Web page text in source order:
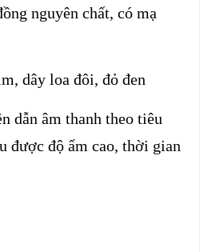
nguyên chất, có mạ
dây loa đôi, đỏ đen
dẫn âm thanh theo tiêu
được độ ẩm cao, thời gian